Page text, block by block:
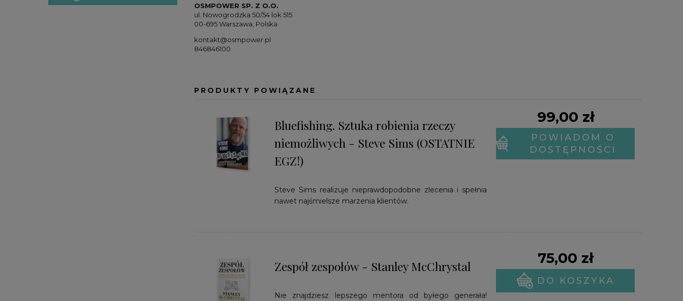
OSMPOWER SP. Z O.O.
ul. Nowogrodzka 50/54 lok 515
00-695 Warszawa, Polska
kontakt@osmpower.pl
846846100
PRODUKTY POWIĄZANE
Bluefishing. Sztuka robienia rzeczy
niemożliwych - Steve Sims (OSTATNIE
EGZ!)
Steve Sims realizuje nieprawdopodobne zlecenia i spełnia
nawet najśmielsze marzenia klientów.
99,00 zł
POWIADOM O
DOSTĘPNOŚCI
Zespół zespołów - Stanley McChrystal
Nie znajdziesz lepszego mentora od byłego generała!
75,00 zł
DO KOSZYKA